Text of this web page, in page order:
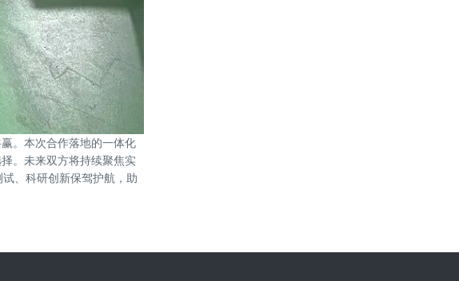
。本次合作落地的一体化
。未来双方将持续聚焦实
、科研创新保驾护航，助